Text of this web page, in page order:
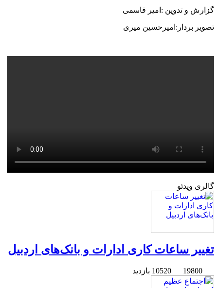
گزارش و تدوین :امیر قاسمی
تصویر بردار:امیرحسین میری
گالری ویدئو
تغییر ساعات کاری ادارات و بانک‌های اردبیل